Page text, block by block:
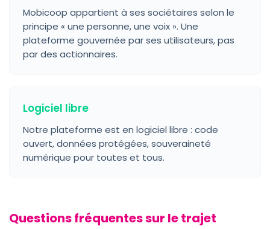
Mobicoop appartient à ses sociétaires selon le
principe « une personne, une voix ». Une
plateforme gouvernée par ses utilisateurs, pas
par des actionnaires.
Logiciel libre
Notre plateforme est en logiciel libre : code
ouvert, données protégées, souveraineté
numérique pour toutes et tous.
Questions fréquentes sur le trajet